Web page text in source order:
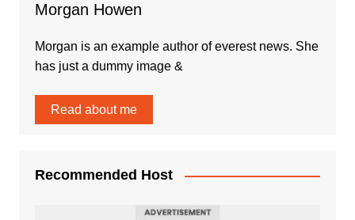
Morgan Howen
Morgan is an example author of everest news. She
has just a dummy image &
Read about me
Recommended Host